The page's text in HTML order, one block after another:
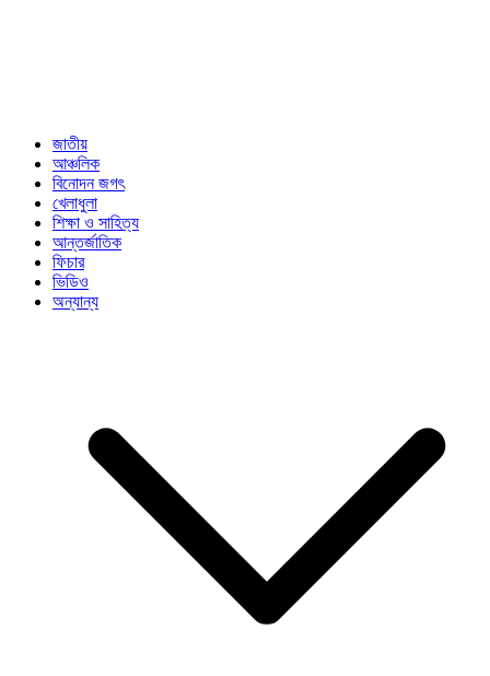
জাতীয়
আঞ্চলিক
বিনোদন জগৎ
খেলাধুলা
শিক্ষা ও সাহিত্য
আন্তর্জাতিক
ফিচার
ভিডিও
অন্যান্য